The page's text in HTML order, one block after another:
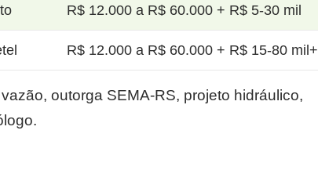
R$ 12.000 a R$ 60.000 + R$ 5-30 mil
R$ 12.000 a R$ 60.000 + R$ 15-80 mil+
outorga SEMA-RS, projeto hidráulico,